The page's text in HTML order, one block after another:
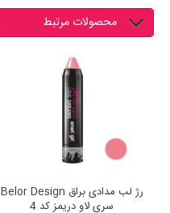
محصولات مرتبط
رژ لب مدادی براق Belor Design
سری لاو دریمز کد 4